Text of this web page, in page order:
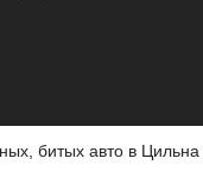
битых авто в Цильна